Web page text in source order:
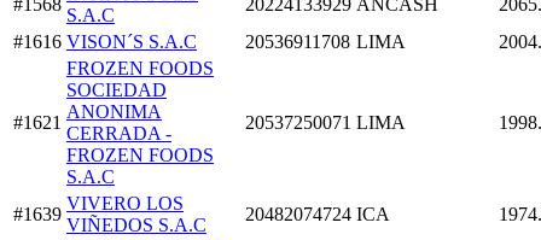
#1568
S.A.C
20224133929 ANCASH
#1616 VISON´S S.A.C 20536911708 LIMA
#1621
FROZEN FOODS
SOCIEDAD
ANONIMA
CERRADA -
FROZEN FOODS
S.A.C
20537250071 LIMA
#1639
VIVERO LOS
VIÑEDOS S.A.C
20482074724 ICA